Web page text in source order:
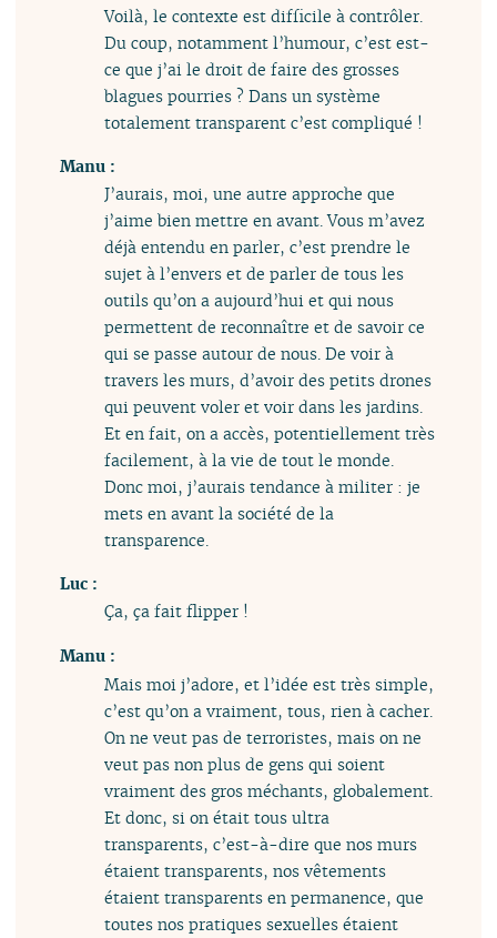
Voilà, le contexte est difficile à contrôler.
Du coup, notamment l’humour, c’est est-
ce que j’ai le droit de faire des grosses
blagues pourries ? Dans un système
totalement transparent c’est compliqué !
Manu :
J’aurais, moi, une autre approche que
j’aime bien mettre en avant. Vous m’avez
déjà entendu en parler, c’est prendre le
sujet à l’envers et de parler de tous les
outils qu’on a aujourd’hui et qui nous
permettent de reconnaître et de savoir ce
qui se passe autour de nous. De voir à
travers les murs, d’avoir des petits drones
qui peuvent voler et voir dans les jardins.
Et en fait, on a accès, potentiellement très
facilement, à la vie de tout le monde.
Donc moi, j’aurais tendance à militer : je
mets en avant la société de la
transparence.
Luc :
Ça, ça fait flipper !
Manu :
Mais moi j’adore, et l’idée est très simple,
c’est qu’on a vraiment, tous, rien à cacher.
On ne veut pas de terroristes, mais on ne
veut pas non plus de gens qui soient
vraiment des gros méchants, globalement.
Et donc, si on était tous ultra
transparents, c’est-à-dire que nos murs
étaient transparents, nos vêtements
étaient transparents en permanence, que
toutes nos pratiques sexuelles étaient